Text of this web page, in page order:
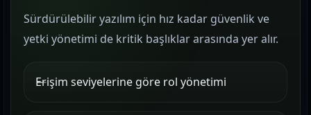
Sürdürülebilir yazılım için hız kadar güvenlik ve
yetki yönetimi de kritik başlıklar arasında yer alır.
Erişim seviyelerine göre rol yönetimi